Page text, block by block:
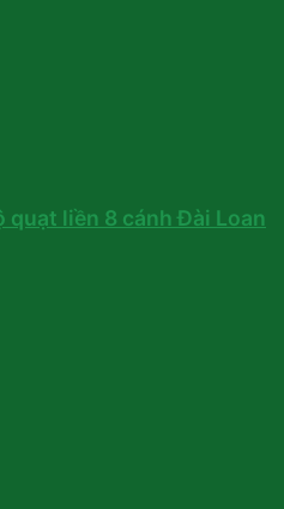
quạt liền 8 cánh Đài Loan